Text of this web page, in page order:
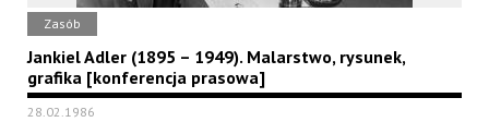
Zasób
Jankiel Adler (1895 – 1949). Malarstwo, rysunek,
grafika [konferencja prasowa]
28.02.1986